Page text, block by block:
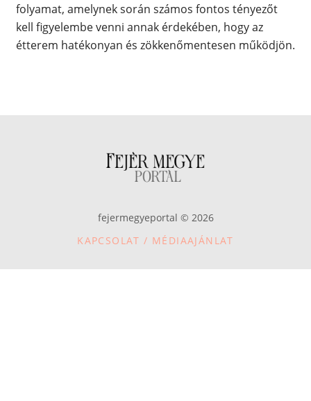
folyamat, amelynek során számos fontos tényezőt
kell figyelembe venni annak érdekében, hogy az
étterem hatékonyan és zökkenőmentesen működjön.
fejermegyeportal © 2026
KAPCSOLAT / MÉDIAAJÁNLAT